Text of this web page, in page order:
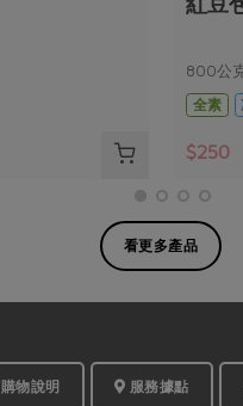
800公
全素
$250
看更多產品
購物說明 服務據點